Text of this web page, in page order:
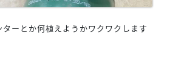
ターとか何植えようかワクワクします